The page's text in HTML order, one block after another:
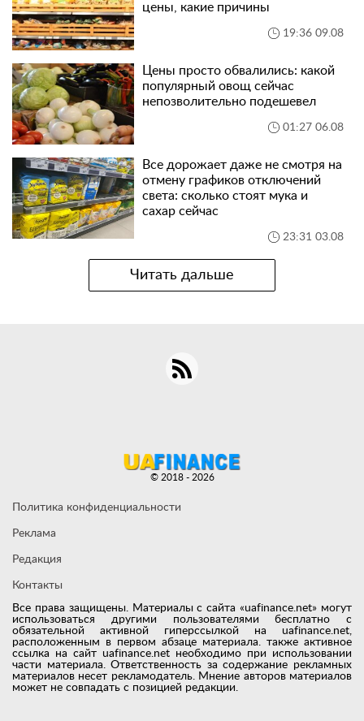
цены, какие причины
19:36 09.08
Цены просто обвалились: какой
популярный овощ сейчас
непозволительно подешевел
01:27 06.08
Все дорожает даже не смотря на
отмену графиков отключений
света: сколько стоят мука и
сахар сейчас
23:31 03.08
Читать дальше
Все права защищены. Материалы с сайта «uafinance.net» могут
использоваться другими пользователями бесплатно с
обязательной активной гиперссылкой на uafinance.net,
расположенным в первом абзаце материала. также активное
ссылка на сайт uafinance.net необходимо при использовании
части материала. Ответственность за содержание рекламных
материалов несет рекламодатель. Мнение авторов материалов
может не совпадать с позицией редакции.
Политика конфиденциальности
Реклама
Редакция
Контакты
© 2018 - 2026